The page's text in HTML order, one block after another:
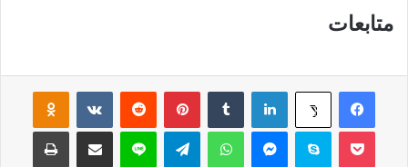
متابعات
فيسبوك ‫X لينكدإن بينتيريست
سكايب واتساب لاين